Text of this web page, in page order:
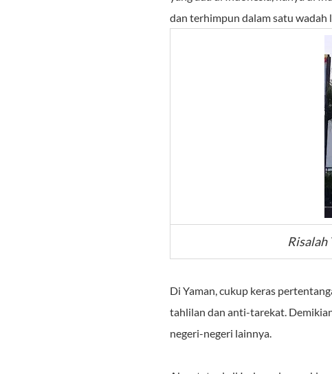
dan terhimpun dalam satu wadah
Risalah
Di Yaman, cukup keras
tahlilan dan anti-tarekat.
negeri-negeri lainnya.